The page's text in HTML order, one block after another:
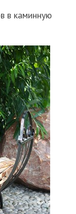
в каминную